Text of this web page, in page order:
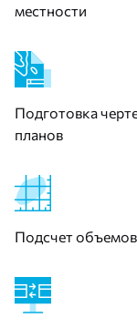
местности
Подготовка
планов
Подсчет